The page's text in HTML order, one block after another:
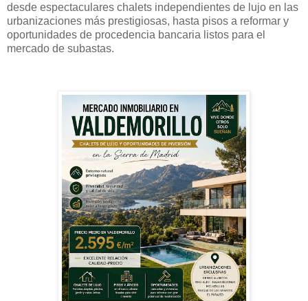
desde espectaculares chalets independientes de lujo en las
urbanizaciones más prestigiosas, hasta pisos a reformar y
oportunidades de procedencia bancaria listos para el
mercado de subastas.